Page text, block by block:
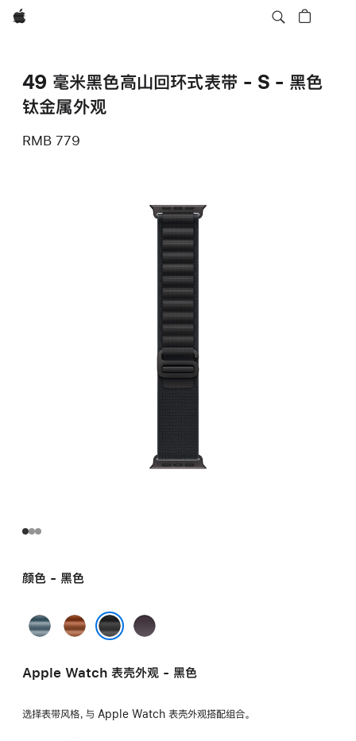
Apple
49 毫米黑色高山回环式表带 - S - 黑色
钛金属外观
RMB 779
颜色 - 黑色
浅
赤
靛
色
Apple Watch 表壳外观 - 黑色
选择表带风格，与 Apple Watch 表壳外观搭配组合。